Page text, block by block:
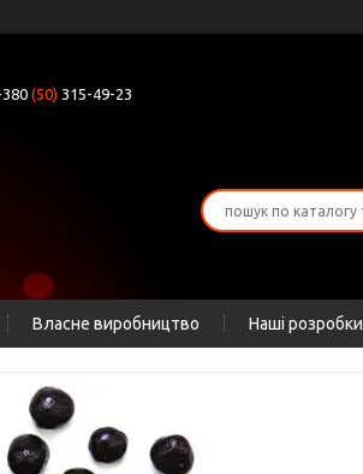
(50) 315-49-23
Власне виробництво Наші розробки